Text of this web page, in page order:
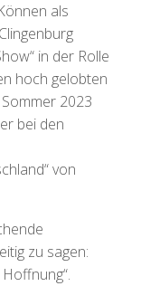
als
in der Rolle
hoch gelobten
2023
bei den
von
zu sagen: